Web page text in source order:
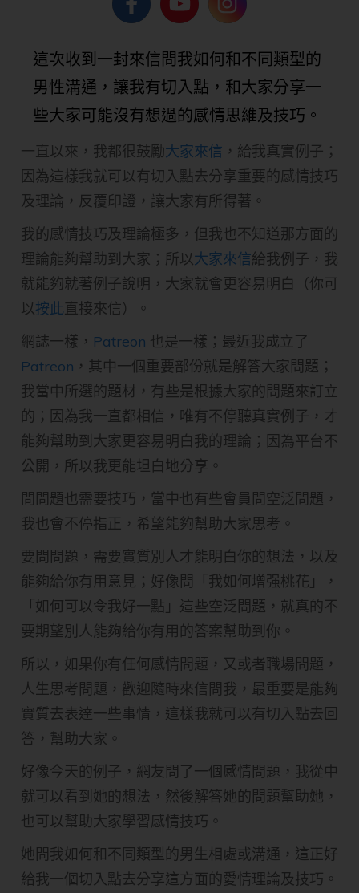
這次收到一封來信問我如何和不同類型的
男性溝通，讓我有切入點，和大家分享一
些大家可能沒有想過的感情思維及技巧。
一直以來，我都很鼓勵大家來信 ，給我真實例子；
因為這樣我就可以有切入點去分享重要的感情技巧
及理論，反覆印證，讓大家有所得著。
我的感情技巧及理論極多，但我也不知道那方面的
理論能夠幫助到大家；所以大家來信給我例子，我
就能夠就著例子說明，大家就會更容易明白（你可
以按此直接來信）。
網誌一樣， Patreon 也是一樣；最近我成立了
Patreon ，其中一個重要部份就是解答大家問題；
我當中所選的題材，有些是根據大家的問題來訂立
的；因為我一直都相信，唯有不停聽真實例子，才
能夠幫助到大家更容易明白我的理論；因為平台不
公開，所以我更能坦白地分享。
問問題也需要技巧，當中也有些會員問空泛問題，
我也會不停指正，希望能夠幫助大家思考。
要問問題，需要實質別人才能明白你的想法，以及
能夠給你有用意見；好像問「我如何增强桃花」，
「如何可以令我好一點」這些空泛問題，就真的不
要期望別人能夠給你有用的答案幫助到你。
所以，如果你有任何感情問題，又或者職場問題，
人生思考問題，歡迎隨時來信問我，最重要是能夠
實質去表達一些事情，這樣我就可以有切入點去回
答，幫助大家。
好像今天的例子，網友問了一個感情問題，我從中
就可以看到她的想法，然後解答她的問題幫助她，
也可以幫助大家學習感情技巧。
她問我如何和不同類型的男生相處或溝通，這正好
給我一個切入點去分享這方面的愛情理論及技巧。